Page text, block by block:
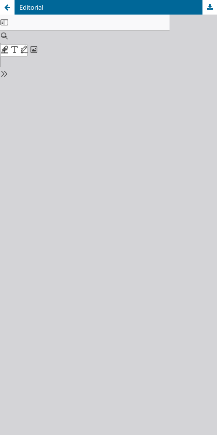
Editorial